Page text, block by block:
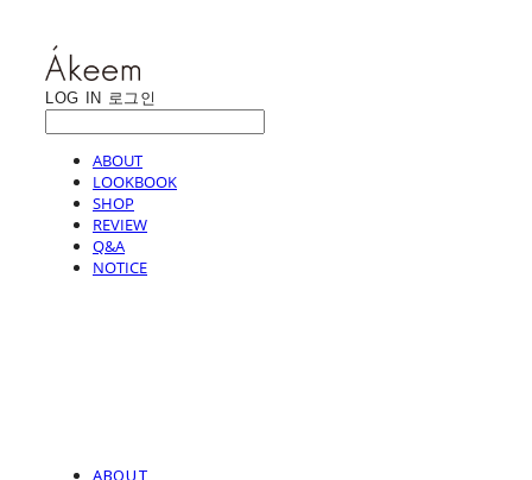
LOG IN 로그인
ABOUT
LOOKBOOK
SHOP
REVIEW
Q&A
NOTICE
ABOUT